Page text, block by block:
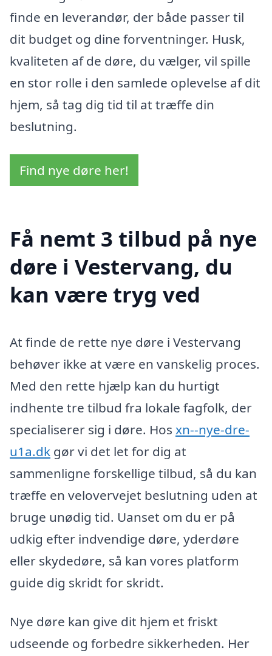
finde en leverandør, der både passer til
dit budget og dine forventninger. Husk,
kvaliteten af de døre, du vælger, vil spille
en stor rolle i den samlede oplevelse af dit
hjem, så tag dig tid til at træffe din
beslutning.
Find nye døre her!
Få nemt 3 tilbud på nye
døre i Vestervang, du
kan være tryg ved
At finde de rette nye døre i Vestervang
behøver ikke at være en vanskelig proces.
Med den rette hjælp kan du hurtigt
indhente tre tilbud fra lokale fagfolk, der
specialiserer sig i døre. Hos xn--nye-dre-
u1a.dk gør vi det let for dig at
sammenligne forskellige tilbud, så du kan
træffe en velovervejet beslutning uden at
bruge unødig tid. Uanset om du er på
udkig efter indvendige døre, yderdøre
eller skydedøre, så kan vores platform
guide dig skridt for skridt.
Nye døre kan give dit hjem et friskt
udseende og forbedre sikkerheden. Her